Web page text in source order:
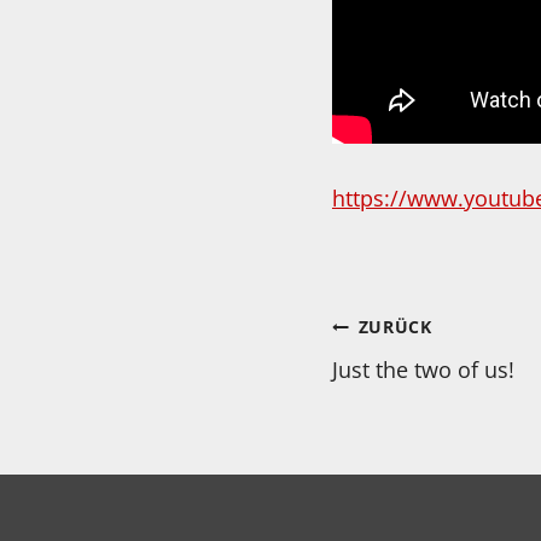
https://
ZURÜCK
Just the two of us!